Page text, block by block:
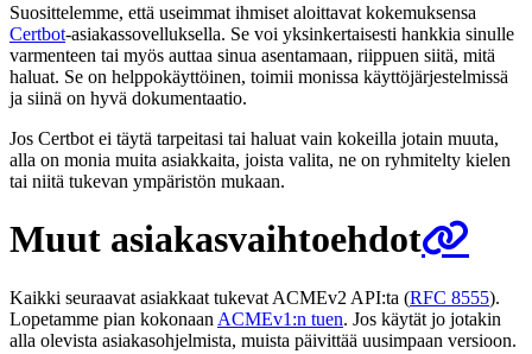
Suosittelemme, että useimmat ihmiset aloittavat kokemuksensa
Certbot-asiakassovelluksella. Se voi yksinkertaisesti hankkia sinulle
varmenteen tai myös auttaa sinua asentamaan, riippuen siitä, mitä
haluat. Se on helppokäyttöinen, toimii monissa käyttöjärjestelmissä
ja siinä on hyvä dokumentaatio.
Jos Certbot ei täytä tarpeitasi tai haluat vain kokeilla jotain muuta,
alla on monia muita asiakkaita, joista valita, ne on ryhmitelty kielen
tai niitä tukevan ympäristön mukaan.
Muut asiakasvaihtoehdot
Kaikki seuraavat asiakkaat tukevat ACMEv2 API:ta (RFC 8555).
Lopetamme pian kokonaan ACMEv1:n tuen. Jos käytät jo jotakin
alla olevista asiakasohjelmista, muista päivittää uusimpaan versioon.